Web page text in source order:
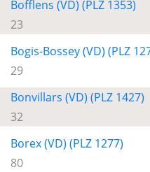
Bofflens (VD) (PLZ 1353)
23
Bogis-Bossey (VD) (PLZ
29
Bonvillars (VD) (PLZ 1427)
32
Borex (VD) (PLZ 1277)
80